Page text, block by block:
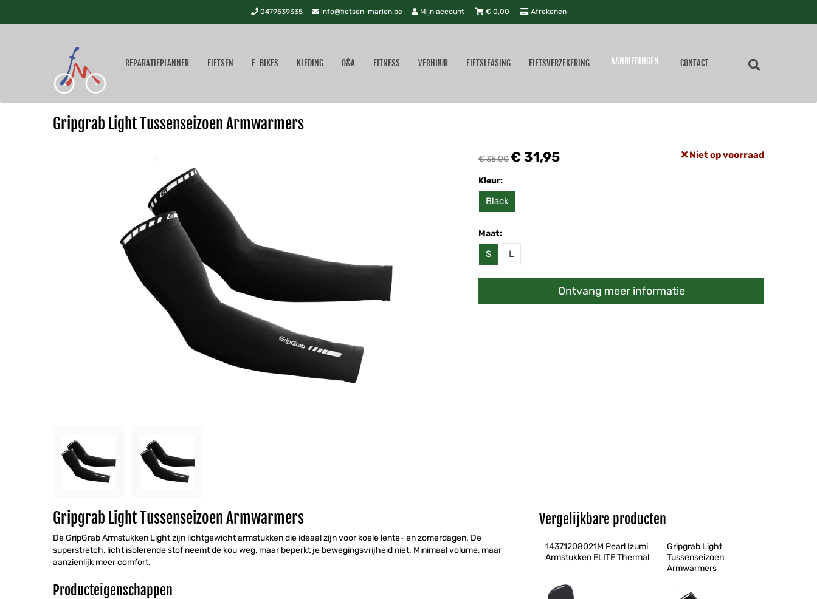
0479539335 info@fietsen-marien.be Mijn account € 0,00 Afrekenen
REPARATIEPLANNER FIETSEN E-BIKES KLEDING O&A FITNESS VERHUUR FIETSLEASING FIETSVERZEKERING AANBIEDINGEN CONTACT
Gripgrab Light Tussenseizoen Armwarmers
€ 35,00€ 31,95 Niet op voorraad
Kleur:
Black
Maat:
S L
Ontvang meer informatie
Gripgrab Light Tussenseizoen Armwarmers
De GripGrab Armstukken Light zijn lichtgewicht armstukken die ideaal zijn voor koele lente- en zomerdagen. De
superstretch, licht isolerende stof neemt de kou weg, maar beperkt je bewegingsvrijheid niet. Minimaal volume, maar
aanzienlijk meer comfort.
Producteigenschappen
Vergelijkbare producten
14371208021M Pearl Izumi
Armstukken ELITE Thermal
Gripgrab Light
Tussenseizoen
Armwarmers